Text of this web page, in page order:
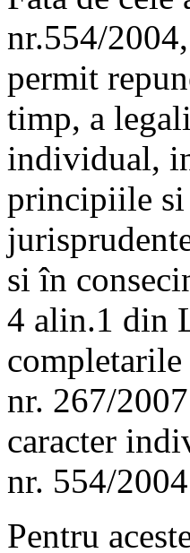
nr.554/
permit
timp, a
individual,
principiile si
si în
4 alin.1 din
nr. 267/
caracter
nr. 554/
Pentru